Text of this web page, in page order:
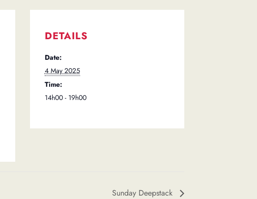
DETAILS
Date:
4 May 2025
Time:
14h00 - 19h00
Sunday Deepstack